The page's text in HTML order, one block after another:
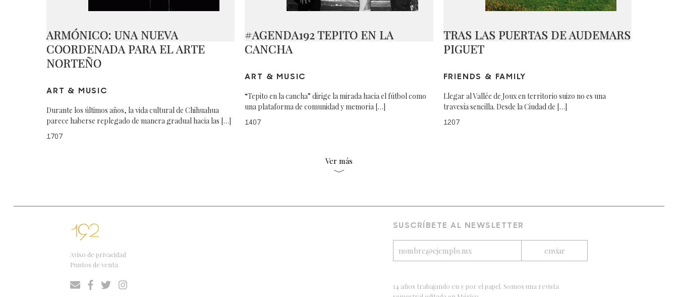
ARMÓNICO: UNA NUEVA
COORDENADA PARA EL ARTE
NORTEÑO
ART & MUSIC
Durante los últimos años, la vida cultural de Chihuahua
parece haberse replegado de manera gradual hacia las […]
1707
#AGENDA192 TEPITO EN LA
CANCHA
ART & MUSIC
“Tepito en la cancha” dirige la mirada hacia el fútbol como
una plataforma de comunidad y memoria […]
1407
TRAS LAS PUERTAS DE AUDEMARS
PIGUET
FRIENDS & FAMILY
Llegar al Vallée de Joux en territorio suizo no es una
travesía sencilla. Desde la Ciudad de […]
1207
Ver más
Aviso de privacidad
Puntos de venta
SUSCRÍBETE AL NEWSLETTER
14 años trabajando en y por el papel. Somos una revista